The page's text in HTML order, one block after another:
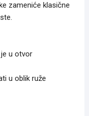
zameniće klasične
u otvor
u oblik ruže